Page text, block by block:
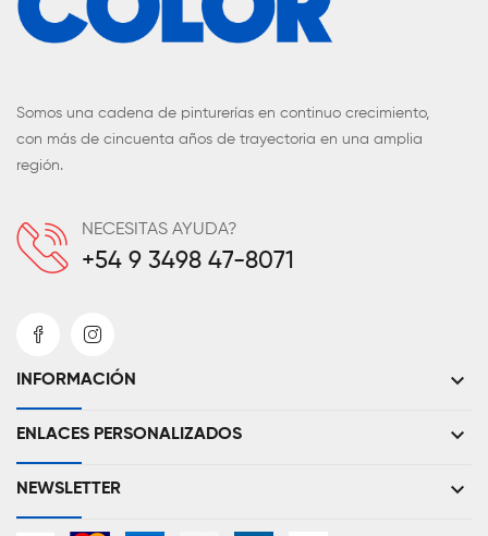
Somos una cadena de pinturerías en continuo crecimiento,
con más de cincuenta años de trayectoria en una amplia
región.
NECESITAS AYUDA?
+54 9 3498 47-8071
INFORMACIÓN keyboard_arrow_down
ENLACES PERSONALIZADOS keyboard_arrow_down
NEWSLETTER keyboard_arrow_down